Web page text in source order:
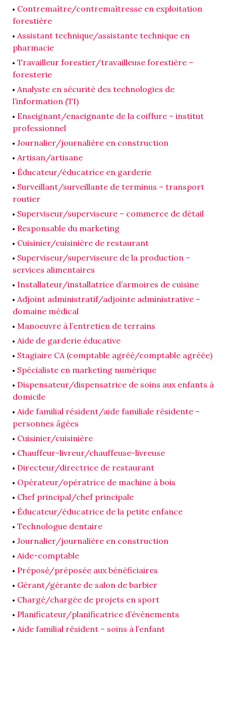
Contremaître/contremaîtresse en exploitation
forestière
Assistant technique/assistante technique en
pharmacie
Travailleur forestier/travailleuse forestière –
foresterie
Analyste en sécurité des technologies de
l’information (TI)
Enseignant/enseignante de la coiffure – institut
professionnel
Journalier/journalière en construction
Artisan/artisane
Éducateur/éducatrice en garderie
Surveillant/surveillante de terminus – transport
routier
Superviseur/superviseure – commerce de détail
Responsable du marketing
Cuisinier/cuisinière de restaurant
Superviseur/superviseure de la production –
services alimentaires
Installateur/installatrice d’armoires de cuisine
Adjoint administratif/adjointe administrative –
domaine médical
Manoeuvre à l’entretien de terrains
Aide de garderie éducative
Stagiaire CA (comptable agréé/comptable agréée)
Spécialiste en marketing numérique
Dispensateur/dispensatrice de soins aux enfants à
domicile
Aide familial résident/aide familiale résidente –
personnes âgées
Cuisinier/cuisinière
Chauffeur-livreur/chauffeuse-livreuse
Directeur/directrice de restaurant
Opérateur/opératrice de machine à bois
Chef principal/chef principale
Éducateur/éducatrice de la petite enfance
Technologue dentaire
Journalier/journalière en construction
Aide-comptable
Préposé/préposée aux bénéficiaires
Gérant/gérante de salon de barbier
Chargé/chargée de projets en sport
Planificateur/planificatrice d’événements
Aide familial résident – soins à l’enfant